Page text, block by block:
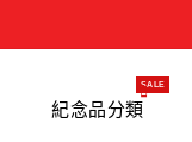
紀念品分類
SALE